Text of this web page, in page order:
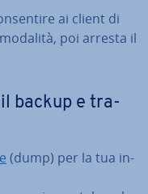
ai client di
poi arresta il
il backup e tra­
(dump) per la tua in­